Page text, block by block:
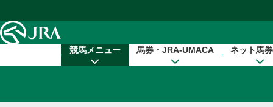
競馬メニュー 馬券・JRA-UMACA ネット馬